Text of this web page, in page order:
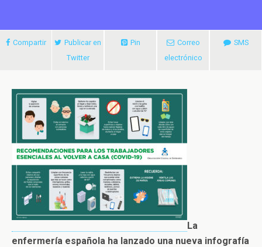
Compartir
Publicar en
Twitter
Pin
Correo
electrónico
SMS
La
enfermería española ha lanzado una nueva infografía